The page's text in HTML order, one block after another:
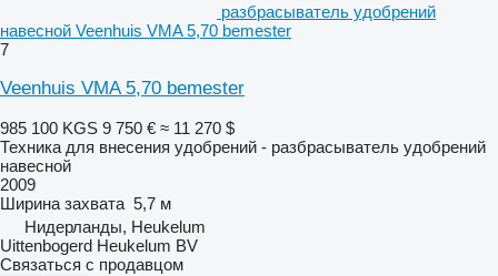
разбрасыватель удобрений
навесной Veenhuis VMA 5,70 bemester
7
Veenhuis VMA 5,70 bemester
985 100 KGS 9 750 € ≈ 11 270 $
Техника для внесения удобрений - разбрасыватель удобрений
навесной
2009
Ширина захвата 5,7 м
Нидерланды, Heukelum
Uittenbogerd Heukelum BV
Связаться с продавцом